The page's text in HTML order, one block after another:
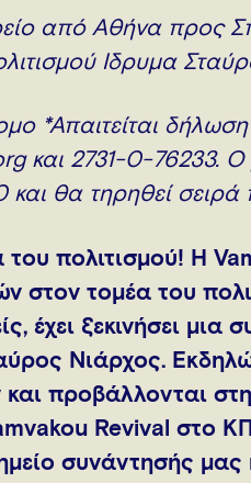
από Αθήνα προς
Ίδρυμα
*Απαιτείται
και 2731-0-76233. O
και θα τηρηθεί
του πολιτισμού! Η
στον τομέα του
έχει ξεκινήσει μια
Νιάρχος.
και προβάλλονται
Revival στο
συνάντησής μας